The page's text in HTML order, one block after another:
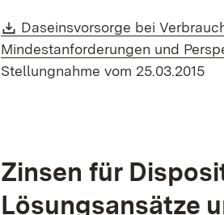
Download:
Daseinsvorsorge bei
Mindestanforderungen und
Stellungnahme vom 25.03.2015
Zinsen für
Lösungsansätze